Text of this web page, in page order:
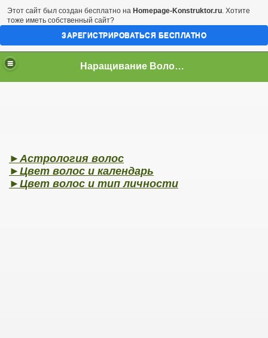
Наращивание Волос в Ростове-на-Дону
►Астрология волос
► Цвет волос и календарь
► Цвет волос и тип личности
Этот сайт был создан бесплатно на Homepage-Konstruktor.ru. Хотите
тоже иметь собственный сайт?
ЗАРЕГИСТРИРОВАТЬСЯ БЕСПЛАТНО